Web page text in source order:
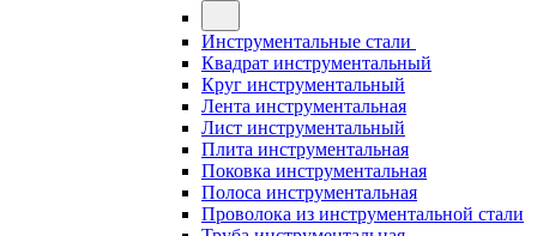
Инструментальные стали
Квадрат инструментальный
Круг инструментальный
Лента инструментальная
Лист инструментальный
Плита инструментальная
Поковка инструментальная
Полоса инструментальная
Проволока из инструментальной стали